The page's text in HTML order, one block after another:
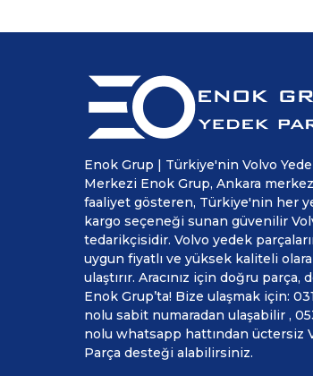
Enok Grup | Türkiye'nin Volvo
Merkezi Enok Grup, Ankara
faaliyet gösteren, Türkiye'nin her
kargo seçeneği sunan güvenilir
tedarikçisidir. Volvo yedek
uygun fiyatlı ve yüksek kaliteli
ulaştırır. Aracınız için doğru parça,
Enok Grup’ta! Bize ulaşmak için:
nolu sabit numaradan ulaşabilir ,
nolu whatsapp hattından üctersiz
Parça desteği alabilirsiniz.